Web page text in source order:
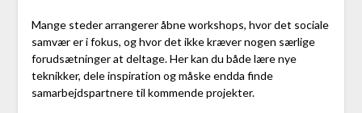
Mange steder arrangerer åbne workshops, hvor det sociale
samvær er i fokus, og hvor det ikke kræver nogen særlige
forudsætninger at deltage. Her kan du både lære nye
teknikker, dele inspiration og måske endda finde
samarbejdspartnere til kommende projekter.